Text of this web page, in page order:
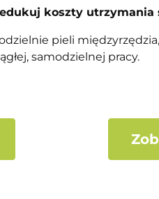
koszty utrzymania
pieli
samodzielnej pracy.